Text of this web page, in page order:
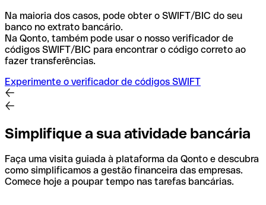
Na maioria dos casos, pode obter o SWIFT/BIC do seu
banco no extrato bancário.
Na Qonto, também pode usar o nosso verificador de
códigos SWIFT/BIC para encontrar o código correto ao
fazer transferências.
Experimente o verificador de códigos SWIFT
Simplifique a sua atividade bancária
Faça uma visita guiada à plataforma da Qonto e descubra
como simplificamos a gestão financeira das empresas.
Comece hoje a poupar tempo nas tarefas bancárias.